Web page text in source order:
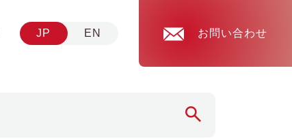
JP EN お問い合わせ